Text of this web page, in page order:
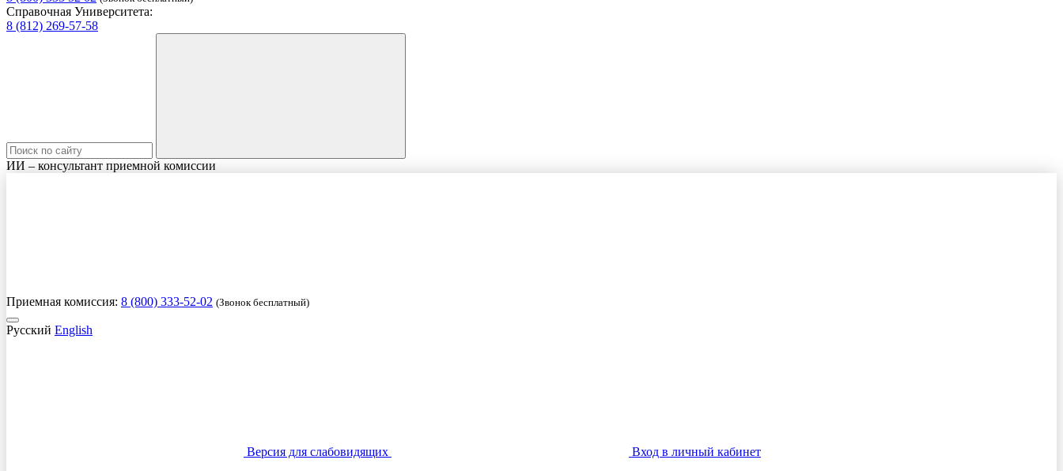
Справочная Университета:
8 (812) 269-57-58
ИИ – консультант приемной комиссии
Приемная комиссия: 8 (800) 333-52-02 (Звонок бесплатный)
Русский English
Версия для слабовидящих
Вход в личный кабинет